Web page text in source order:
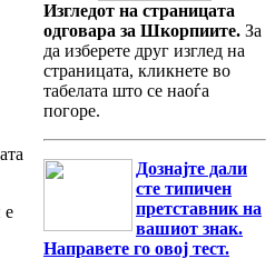
е
Изгледот на страницата
одговара за Шкорпиите. За
да изберете друг изглед на
страницата, кликнете во
табелата што се наоѓа
погоре.
Дознајте дали
сте типичен
претставник на
вашиот знак.
Направете го овој тест.